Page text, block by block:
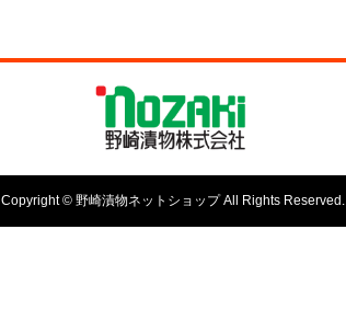
Copyright © 野崎漬物ネットショップ All Rights Reserved.